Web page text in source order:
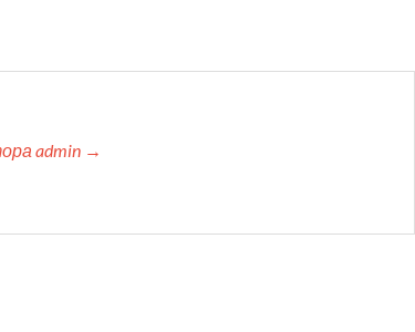
admin →